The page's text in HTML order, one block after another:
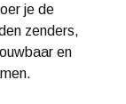
je de
zenders,
en